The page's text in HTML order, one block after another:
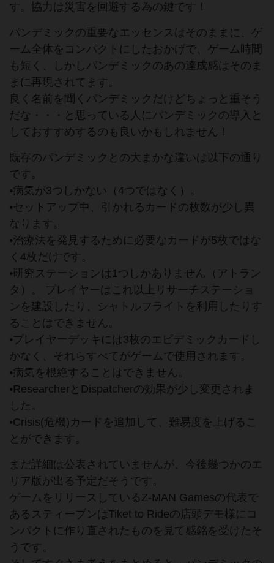
す。協力は災害を回避する為の鍵です！
パンデミックの重要なエッセンスはそのままに、ゲ
ーム全体をコンパクトにしたおかげで、ゲーム時間
も短く、しかしパンデミックのあの達成感はそのま
まに再現されてます。
良く名前を聞くパンデミックだけどちょっと重そう
だな・・・と思っている人にパンデミックの導入と
しておすすめするのも良いかもしれません！
既存のパンデミックとの大まかな違いは以下の通り
です。
•病気が3つしかない（4つではなく）。
•セットアップ中、引かれるカードの枚数が少し異
なります。
•治療法を発見するために必要なカードが5枚ではな
く4枚だけです。
•研究ステーションは1つしかありません（アトラン
タ）。 プレイヤーはこれ以上リサーチステーショ
ンを建設したり、シャトルフライトを利用したりす
ることはできません。
•プレイヤーデッキには3枚のエピデミックカードし
かなく、それらすべてがゲームで使用されます。
•病気を根絶することはできません。
•ResearcherとDispatcherの効果が少し変更されま
した。
•Crisis(危機)カードを追加して、難易度を上げるこ
とができます。
まだ詳細は公表されていませんが、今後幾つかのエ
リア版が出る予定だそうです。
ゲームをリリースしているZ-MAN Gamesの代表で
あるスティーブンはTiket to Rideの店頭デモ様にコ
ンパクトに作り直されたものを見て感銘を受けたそ
うです。